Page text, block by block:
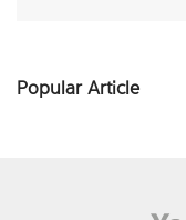
Popular Article